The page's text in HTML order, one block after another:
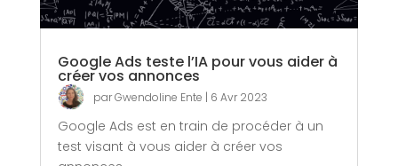
Google Ads teste l’IA pour vous aider à
créer vos annonces
parGwendoline Ente | 6 Avr 2023
Google Ads est en train de procéder à un
test visant à vous aider à créer vos